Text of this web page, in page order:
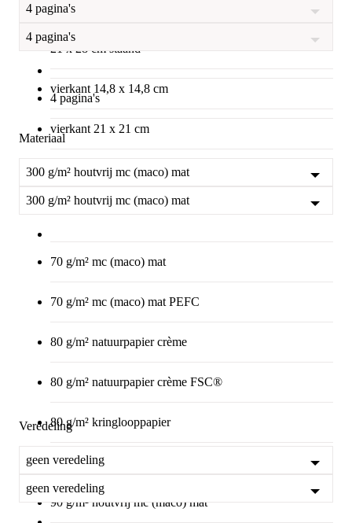
17 x 24 cm staand
21 x 28 cm staand
vierkant 14,8 x 14,8 cm
vierkant 21 x 21 cm
4 pagina's
4 pagina's
4 pagina's
Materiaal
300 g/m² houtvrij mc (maco) mat
300 g/m² houtvrij mc (maco) mat
70 g/m² mc (maco) mat
70 g/m² mc (maco) mat PEFC
80 g/m² natuurpapier crème
80 g/m² natuurpapier crème FSC®
80 g/m² kringlooppapier
80 g/m² kringlooppapier FSC®
90 g/m² houtvrij mc (maco) mat
Veredeling
geen veredeling
geen veredeling